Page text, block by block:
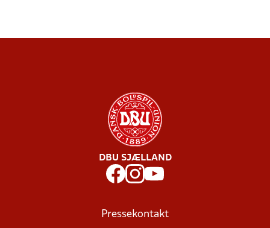
DBU SJÆLLAND
Pressekontakt